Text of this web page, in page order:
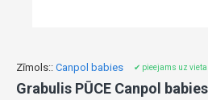
Zīmols:: Canpol babies ✔ pieejams uz
Grabulis PŪCE Canpol